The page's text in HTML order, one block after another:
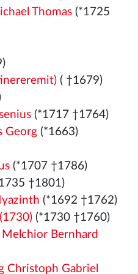
Thomas(*1725
( †1679)
(*1717 †1764)
Georg(*1663)
(*1707 †1786)
†1801)
(*1692 †1762)
(*1730 †1760)
Melchior Bernhard
Christoph Gabriel